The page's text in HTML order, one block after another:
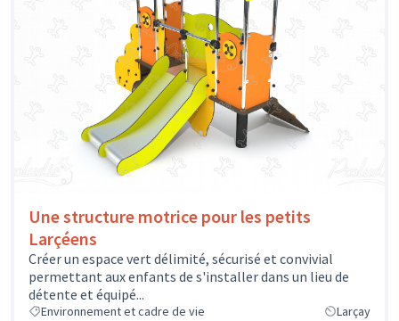
Une structure motrice pour les petits
Larçéens
Créer un espace vert délimité, sécurisé et convivial
permettant aux enfants de s'installer dans un lieu de
détente et équipé...
Environnement et cadre de vie Larçay